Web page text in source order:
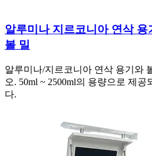
알루미나 지르코니아 연삭 용
볼 밀
알루미나/지르코니아 연삭 용기와
오. 50ml ~ 2500ml의 용량으로 제공
다.